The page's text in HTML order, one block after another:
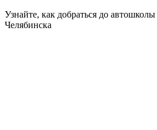
Узнайте, как добраться до
Челябинска